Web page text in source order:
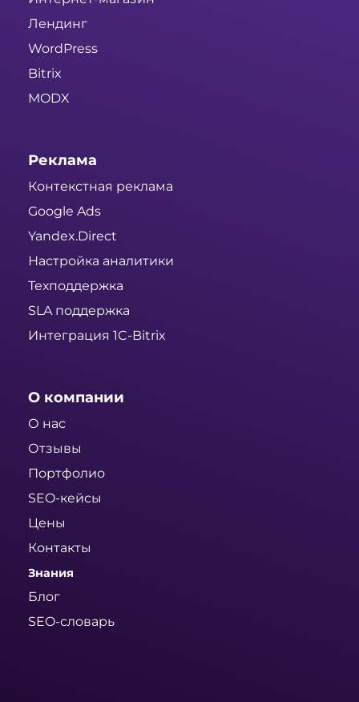
Лендинг
WordPress
Bitrix
MODX
Реклама
Контекстная реклама
Google Ads
Yandex.Direct
Настройка аналитики
Техподдержка
SLA поддержка
Интеграция 1C-Bitrix
О компании
О нас
Отзывы
Портфолио
SEO-кейсы
Цены
Контакты
Знания
Блог
SEO-словарь